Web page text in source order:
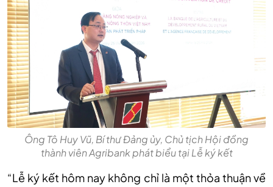
Ông Tô Huy Vũ, Bí thư Đảng ủy, Chủ tịch Hội đồng
thành viên Agribank phát biểu tại Lễ ký kết
“Lễ ký kết hôm nay không chỉ là một thỏa thuận về